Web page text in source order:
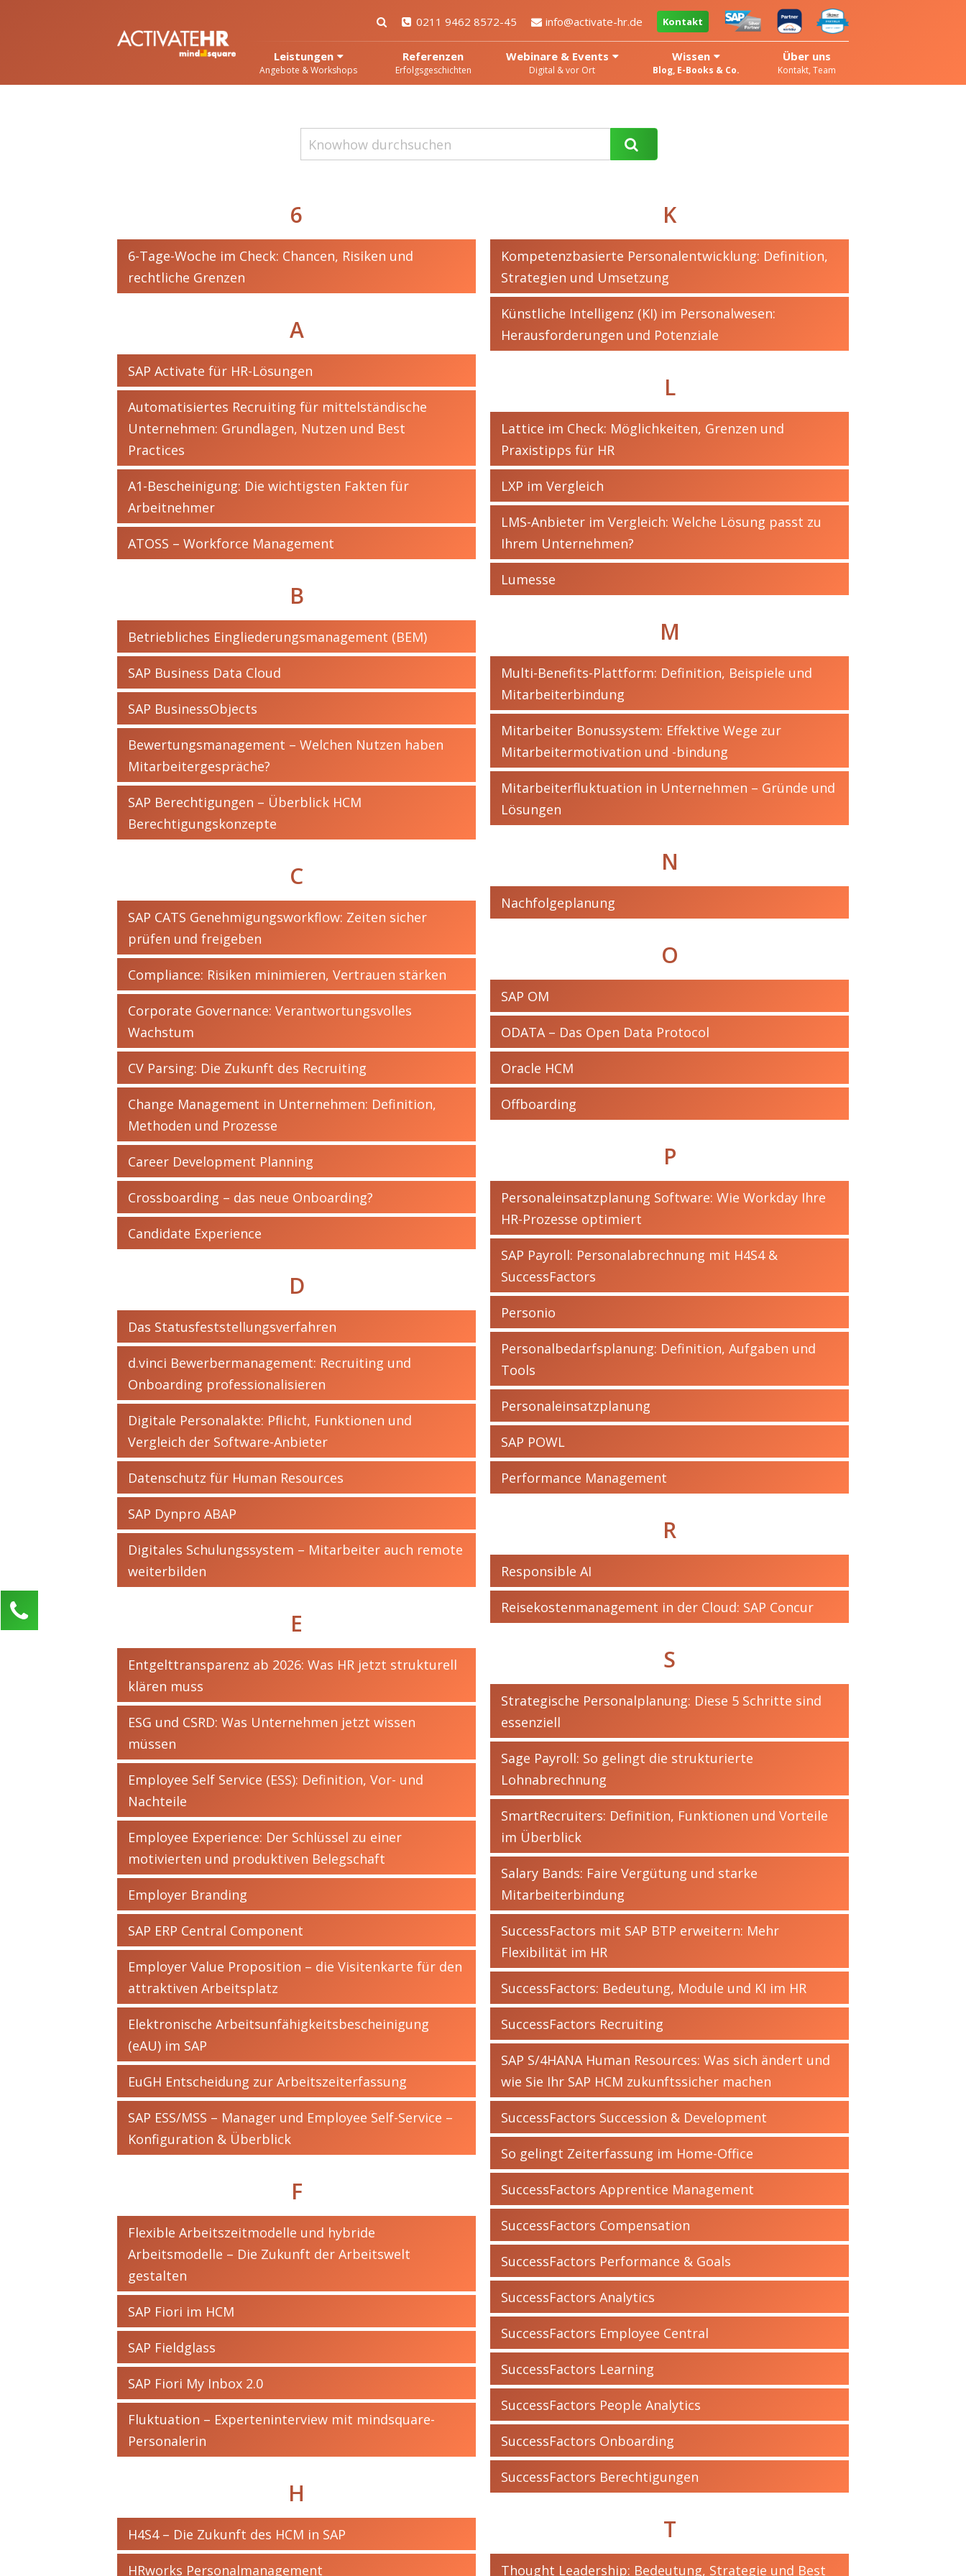
0211 9462 8572-45 info@activate-hr.de Kontakt
Leistungen
Angebote & Workshops
Referenzen
Erfolgsgeschichten
Webinare & Events
Digital & vor Ort
Wissen
Blog, E-Books & Co.
Über uns
Kontakt, Team
6
6-Tage-Woche im Check: Chancen, Risiken und
rechtliche Grenzen
A
SAP Activate für HR-Lösungen
Automatisiertes Recruiting für mittelständische
Unternehmen: Grundlagen, Nutzen und Best
Practices
A1-Bescheinigung: Die wichtigsten Fakten für
Arbeitnehmer
ATOSS – Workforce Management
B
Betriebliches Eingliederungsmanagement (BEM)
SAP Business Data Cloud
SAP BusinessObjects
Bewertungsmanagement – Welchen Nutzen haben
Mitarbeitergespräche?
SAP Berechtigungen – Überblick HCM
Berechtigungskonzepte
C
SAP CATS Genehmigungsworkflow: Zeiten sicher
prüfen und freigeben
Compliance: Risiken minimieren, Vertrauen stärken
Corporate Governance: Verantwortungsvolles
Wachstum
CV Parsing: Die Zukunft des Recruiting
Change Management in Unternehmen: Definition,
Methoden und Prozesse
Career Development Planning
Crossboarding – das neue Onboarding?
Candidate Experience
D
Das Statusfeststellungsverfahren
d.vinci Bewerbermanagement: Recruiting und
Onboarding professionalisieren
Digitale Personalakte: Pflicht, Funktionen und
Vergleich der Software-Anbieter
Datenschutz für Human Resources
SAP Dynpro ABAP
Digitales Schulungssystem – Mitarbeiter auch remote
weiterbilden
E
Entgelttransparenz ab 2026: Was HR jetzt strukturell
klären muss
ESG und CSRD: Was Unternehmen jetzt wissen
müssen
Employee Self Service (ESS): Definition, Vor- und
Nachteile
Employee Experience: Der Schlüssel zu einer
motivierten und produktiven Belegschaft
Employer Branding
SAP ERP Central Component
Employer Value Proposition – die Visitenkarte für den
attraktiven Arbeitsplatz
Elektronische Arbeitsunfähigkeitsbescheinigung
(eAU) im SAP
EuGH Entscheidung zur Arbeitszeiterfassung
SAP ESS/MSS – Manager und Employee Self-Service –
Konfiguration & Überblick
F
Flexible Arbeitszeitmodelle und hybride
Arbeitsmodelle – Die Zukunft der Arbeitswelt
gestalten
SAP Fiori im HCM
SAP Fieldglass
SAP Fiori My Inbox 2.0
Fluktuation – Experteninterview mit mindsquare-
Personalerin
H
H4S4 – Die Zukunft des HCM in SAP
HRworks Personalmanagement
K
Kompetenzbasierte Personalentwicklung: Definition,
Strategien und Umsetzung
Künstliche Intelligenz (KI) im Personalwesen:
Herausforderungen und Potenziale
L
Lattice im Check: Möglichkeiten, Grenzen und
Praxistipps für HR
LXP im Vergleich
LMS-Anbieter im Vergleich: Welche Lösung passt zu
Ihrem Unternehmen?
Lumesse
M
Multi-Benefits-Plattform: Definition, Beispiele und
Mitarbeiterbindung
Mitarbeiter Bonussystem: Effektive Wege zur
Mitarbeitermotivation und -bindung
Mitarbeiterfluktuation in Unternehmen – Gründe und
Lösungen
N
Nachfolgeplanung
O
SAP OM
ODATA – Das Open Data Protocol
Oracle HCM
Offboarding
P
Personaleinsatzplanung Software: Wie Workday Ihre
HR-Prozesse optimiert
SAP Payroll: Personalabrechnung mit H4S4 &
SuccessFactors
Personio
Personalbedarfsplanung: Definition, Aufgaben und
Tools
Personaleinsatzplanung
SAP POWL
Performance Management
R
Responsible AI
Reisekostenmanagement in der Cloud: SAP Concur
S
Strategische Personalplanung: Diese 5 Schritte sind
essenziell
Sage Payroll: So gelingt die strukturierte
Lohnabrechnung
SmartRecruiters: Definition, Funktionen und Vorteile
im Überblick
Salary Bands: Faire Vergütung und starke
Mitarbeiterbindung
SuccessFactors mit SAP BTP erweitern: Mehr
Flexibilität im HR
SuccessFactors: Bedeutung, Module und KI im HR
SuccessFactors Recruiting
SAP S/4HANA Human Resources: Was sich ändert und
wie Sie Ihr SAP HCM zukunftssicher machen
SuccessFactors Succession & Development
So gelingt Zeiterfassung im Home-Office
SuccessFactors Apprentice Management
SuccessFactors Compensation
SuccessFactors Performance & Goals
SuccessFactors Analytics
SuccessFactors Employee Central
SuccessFactors Learning
SuccessFactors People Analytics
SuccessFactors Onboarding
SuccessFactors Berechtigungen
T
Thought Leadership: Bedeutung, Strategie und Best
Kundenservice
0211 946 285 72-45
nadja.messer@activate-hr.de
Ihre Anfrage